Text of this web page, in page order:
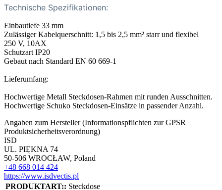
Technische Spezifikationen:
Einbautiefe 33 mm
Zulässiger Kabelquerschnitt: 1,5 bis 2,5 mm² starr und flexibel
250 V, 10AX
Schutzart IP20
Gebaut nach Standard EN 60 669-1
Lieferumfang:
Hochwertige Metall Steckdosen-Rahmen mit runden Ausschnitten.
Hochwertige Schuko Steckdosen-Einsätze in passender Anzahl.
Angaben zum Hersteller (Informationspflichten zur GPSR
Produktsicherheitsverordnung)
ISD
UL. PIĘKNA 74
50-506 WROCŁAW, Poland
+48 668 014 424
https://www.isdvectis.pl
PRODUKTART:: Steckdose